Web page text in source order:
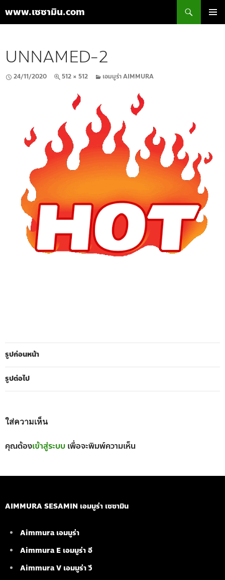
www.เซซามิน.com
เนื้อหา
UNNAMED-2
24/11/2020 512 × 512 เอมมูร่า AIMMURA
รูปก่อนหน้า
รูปต่อไป
ใส่ความเห็น
คุณต้องเข้าสู่ระบบ เพื่อจะพิมพ์ความเห็น
AIMMURA SESAMIN เอมมูร่า เซซามิน
Aimmura เอมมูร่า
Aimmura E เอมมูร่า อี
Aimmura V เอมมูร่า วี